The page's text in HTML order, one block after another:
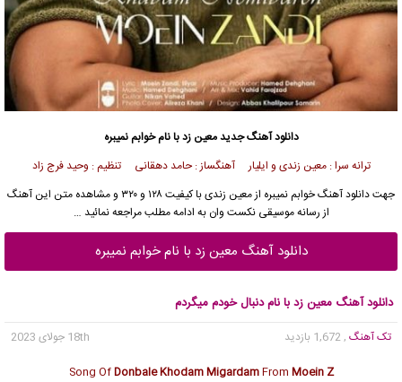
دانلود آهنگ جدیدمعین زد با نام خوابم نمیبره
ترانه سرا : معین زندی و ایلیار آهنگساز : حامد دهقانی تنظیم : وحید فرج زاد
جهتدانلود آهنگخوابم نمیبره ازمعین زندی
با کیفیت ۱۲۸ و ۳۲۰ و مشاهده متن این آهنگ
از رسانه موسیقی نکست وان به ادامه مطلب مراجعه نمائید …
دانلود آهنگ معین زد با نام خوابم نمیبره
دانلود آهنگ معین زد با نام دنبال خودم میگردم
تک آهنگ , 1,672 بازدید
18th جولای 2023
Song OfDonbale Khodam MigardamFrom Moein Z